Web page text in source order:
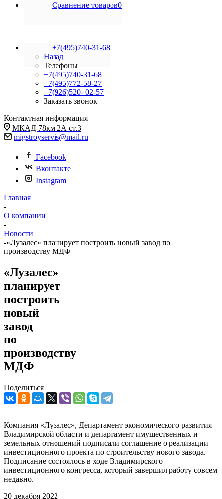
Сравнение товаров0
+7(495)740-31-68
Назад
Телефоны
+7(495)740-31-68
+7(495)772-58-27
+7(926)520- 02-57
Заказать звонок
Контактная информация
МКАД 78км 2А ст.3
migstroyservis@mail.ru
Facebook
Вконтакте
Instagram
Главная
-
О компании
-
Новости
-«Лузалес» планирует построить новый завод по
производству МДФ
«Лузалес»
планирует
построить
новый
завод
по
производству
МДФ
Поделиться
Компания «Лузалес», Департамент экономического развития
Владимирской области и департамент имущественных и
земельных отношений подписали соглашение о реализации
инвестиционного проекта по строительству нового завода.
Подписание состоялось в ходе Владимирского
инвестиционного конгресса, который завершил работу совсем
недавно.
20 декабря 2022